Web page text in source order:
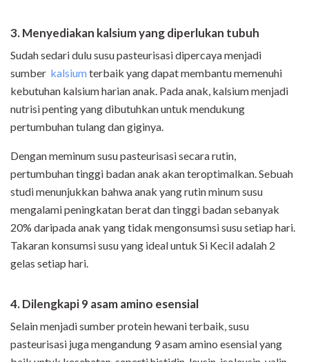
3. Menyediakan kalsium yang diperlukan tubuh
Sudah sedari dulu susu pasteurisasi dipercaya menjadi
sumber kalsiumterbaik yang dapat membantu memenuhi
kebutuhan kalsium harian anak. Pada anak, kalsium menjadi
nutrisi penting yang dibutuhkan untuk mendukung
pertumbuhan tulang dan giginya.
Dengan meminum susu pasteurisasi secara rutin,
pertumbuhan tinggi badan anak akan teroptimalkan. Sebuah
studi menunjukkan bahwa anak yang rutin minum susu
mengalami peningkatan berat dan tinggi badan sebanyak
20% daripada anak yang tidak mengonsumsi susu setiap hari.
Takaran konsumsi susu yang ideal untuk Si Kecil adalah 2
gelas setiap hari.
4. Dilengkapi 9 asam amino esensial
Selain menjadi sumber protein hewani terbaik, susu
pasteurisasi jugamengandung 9 asam amino esensial yang